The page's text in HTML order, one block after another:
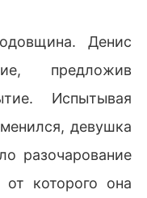
Денис
предложив
Испытывая
девушка
разочарование
которого она